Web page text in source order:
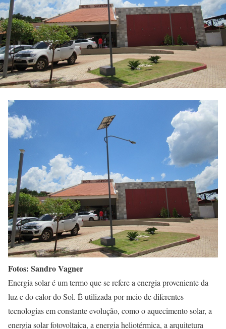
Fotos: Sandro Vagner
Energia solar é um termo que se refere a energia proveniente da
luz e do calor do Sol. É utilizada por meio de diferentes
tecnologias em constante evolução, como o aquecimento solar, a
energia solar fotovoltaica, a energia heliotérmica, a arquitetura